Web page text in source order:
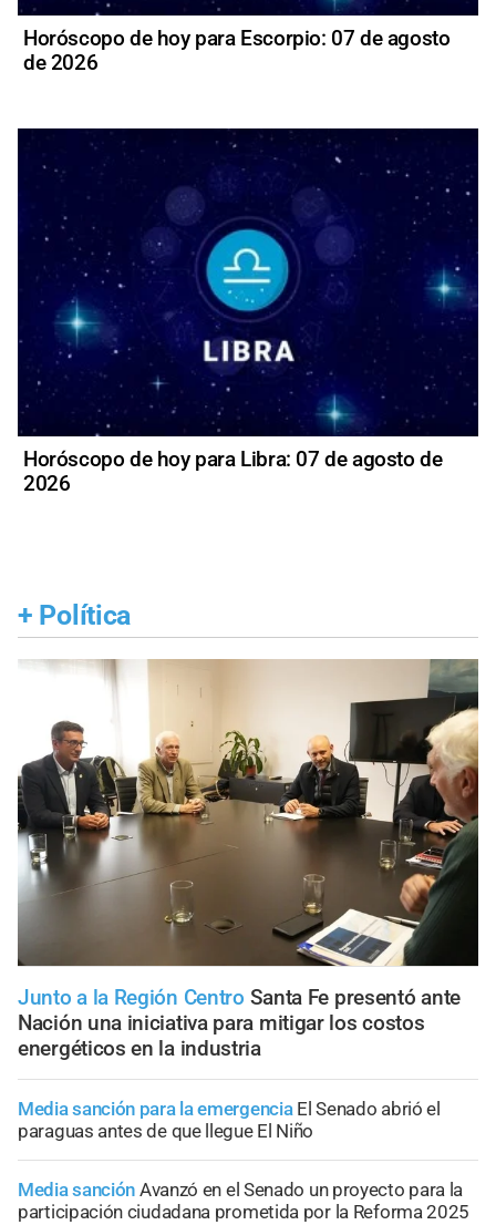
Horóscopo de hoy para Escorpio: 07 de agosto
de 2026
Horóscopo de hoy para Libra: 07 de agosto de
2026
+ Política
Junto a la Región Centro Santa Fe presentó ante
Nación una iniciativa para mitigar los costos
energéticos en la industria
Media sanción para la emergencia El Senado abrió el
paraguas antes de que llegue El Niño
Media sanción Avanzó en el Senado un proyecto para la
participación ciudadana prometida por la Reforma 2025